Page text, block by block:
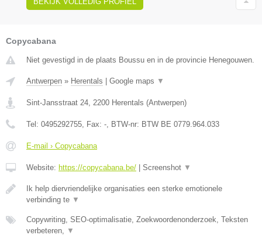
Copycabana
Niet gevestigd in de plaats Boussu en in de provincie Henegouwen.
Antwerpen » Herentals Google maps ▼
Sint-Jansstraat 24, 2200 Herentals (Antwerpen)
Tel: 0495292755, Fax: -, BTW-nr: BTW BE 0779.964.033
E-mail › Copycabana
Website: https://copycabana.be/ Screenshot ▼
Ik help diervriendelijke organisaties een sterke emotionele
verbinding te ▼
Copywriting, SEO-optimalisatie, Zoekwoordenonderzoek, Teksten
verbeteren, ▼